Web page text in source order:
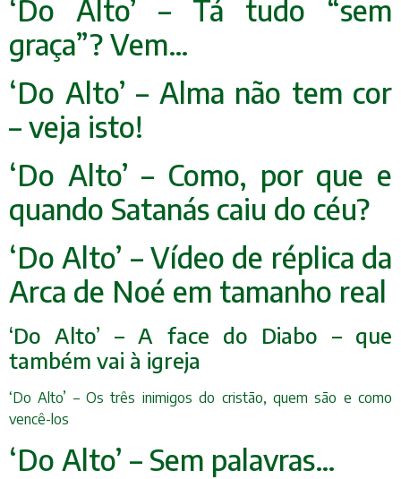
‘Do Alto’ – Tá tudo “sem
graça”? Vem…
‘Do Alto’ – Alma não tem cor
– veja isto!
‘Do Alto’ – Como, por que e
quando Satanás caiu do céu?
‘Do Alto’ – Vídeo de réplica da
Arca de Noé em tamanho real
‘Do Alto’ – A face do Diabo – que
também vai à igreja
‘Do Alto’ – Os três inimigos do cristão, quem são e como
vencê-los
‘Do Alto’ – Sem palavras…